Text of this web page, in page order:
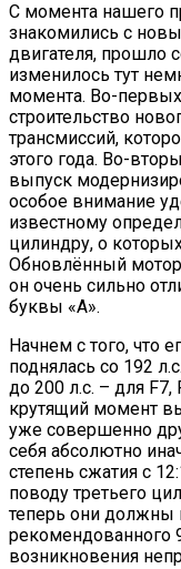
С момента нашего
знакомились с
двигателя, прошло
изменилось тут
момента. Во-
строительство
трансмиссий,
этого года. Во-
выпуск
особое внимание
известному
цилиндру, о
Обновлённый мотор
он очень сильно
буквы «А».
Начнем с того, что
поднялась со 192
до 200 л.с. – для
крутящий момент
уже совершенно
себя абсолютно
степень сжатия с
поводу третьего
теперь они должны
рекомендованного
возникновения